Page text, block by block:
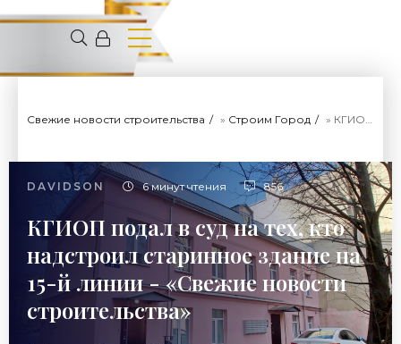
Свежие новости строительства » Строим Город » КГИОП подал в суд на тех, кто надстроил старинное здание на 15-й линии - «Свежие новости строительства»
DAVIDSON 6 минут чтения 856
КГИОП подал в суд на тех, кто
надстроил старинное здание на
15-й линии - «Свежие новости
строительства»